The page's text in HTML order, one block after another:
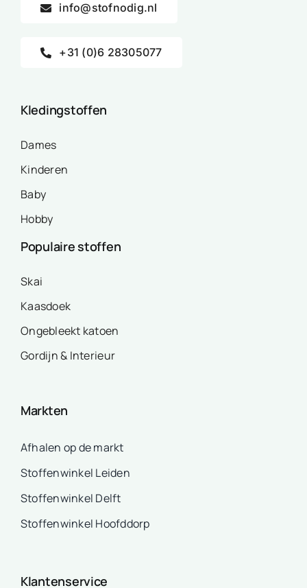
info@stofnodig.nl
+31 (0)6 28305077
Kledingstoffen
Dames
Kinderen
Baby
Hobby
Populaire stoffen
Skai
Kaasdoek
Ongebleekt katoen
Gordijn & Interieur
Markten
Afhalen op de markt
Stoffenwinkel Leiden
Stoffenwinkel Delft
Stoffenwinkel Hoofddorp
Klantenservice